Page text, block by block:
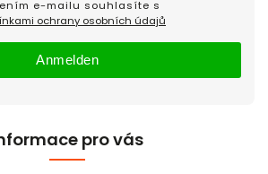
pro vás
ochrany osobních údajů
Anmelden